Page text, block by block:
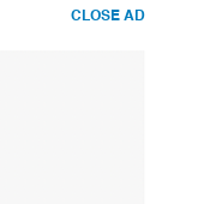
CLOSE AD